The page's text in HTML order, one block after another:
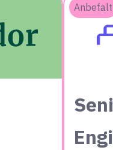
Anbefalt